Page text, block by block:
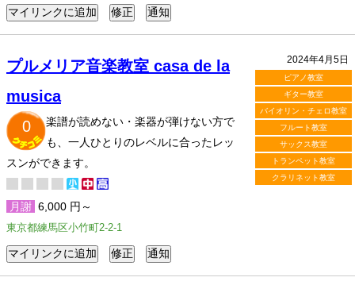
2024年4月5日
ピアノ教室
ギター教室
バイオリン・チェロ教室
フルート教室
サックス教室
トランペット教室
クラリネット教室
プルメリア音楽教室 casa de la
musica
0
楽譜が読めない・楽器が弾けない方で
も、一人ひとりのレベルに合ったレッ
スンができます。
月謝 6,000 円～
東京都練馬区小竹町2-2-1